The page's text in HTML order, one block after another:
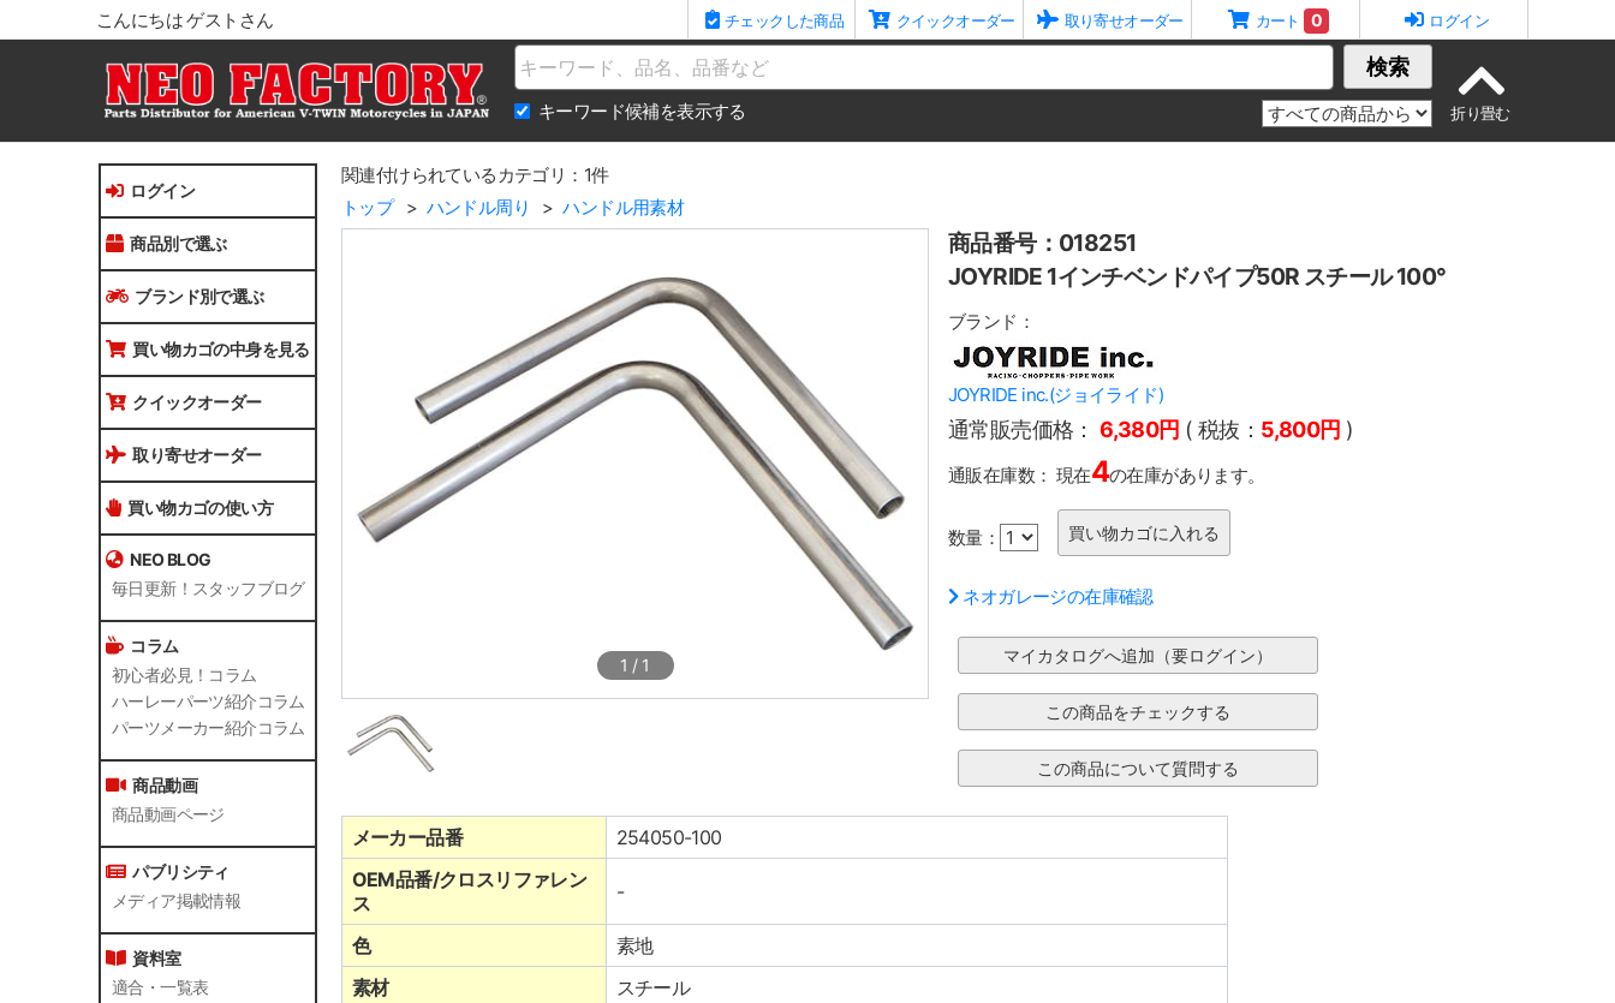
こんにちは ゲストさん チェックした商品 クイックオーダー 取り寄せオーダー カート 0 ログイン
Name 検索
キーワード候補を表示する
ログイン
商品別で選ぶ
ブランド別で選ぶ
買い物カゴの中身を見る
クイックオーダー
取り寄せオーダー
買い物カゴの使い方
NEO BLOG
毎日更新！スタッフブログ
コラム
初心者必見！コラム
ハーレーパーツ紹介コラム
パーツメーカー紹介コラム
商品動画
商品動画ページ
パブリシティ
メディア掲載情報
資料室
適合・一覧表
関連付けられているカテゴリ：1件
トップ
ハンドル周り ハンドル用素材
1 / 1
商品番号：018251
JOYRIDE 1インチベンドパイプ50R スチール 100°
ブランド：
JOYRIDE inc.(ジョイライド)
通常販売価格： 6,380円 ( 税抜： 5,800円 )
通販在庫数： 現在4の在庫があります。
数量：
ネオガレージの在庫確認
メーカー品番
254050-100
OEM品番/クロスリファレン
ス
-
色
素地
素材
スチール